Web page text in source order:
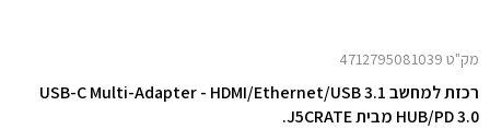
מק"ט 4712795081039
רכזת למחשב USB-C Multi-Adapter - HDMI/Ethernet/USB 3.1
HUB/PD 3.0 מבית J5CRATE.